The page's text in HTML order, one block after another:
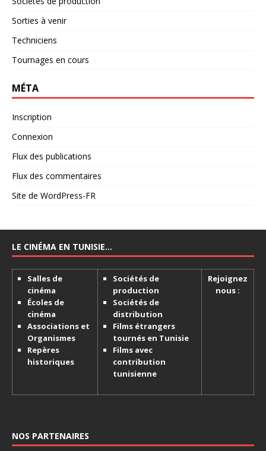
Sorties à venir
Techniciens
Tournages en cours
MÉTA
Inscription
Connexion
Flux des publications
Flux des commentaires
Site de WordPress-FR
LE CINÉMA EN TUNISIE…
Salles de
cinéma
Écoles de
cinéma
Associations et
Organismes
Repères
historiques
Sociétés de
production
Sociétés de
distribution
Films étrangers
tournés en Tunisie
Films avec
contribution
tunisienne
Rejoignez
nous :
NOS PARTENAIRES